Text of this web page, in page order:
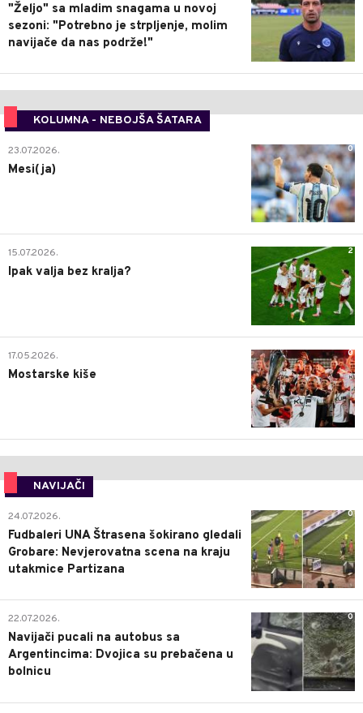
"Željo" sa mladim snagama u novoj
sezoni: "Potrebno je strpljenje, molim
navijače da nas podrže!"
KOLUMNA - NEBOJŠA ŠATARA
0
23.07.2026.
Mesi(ja)
2
15.07.2026.
Ipak valja bez kralja?
0
17.05.2026.
Mostarske kiše
NAVIJAČI
0
24.07.2026.
Fudbaleri UNA Štrasena šokirano gledali
Grobare: Nevjerovatna scena na kraju
utakmice Partizana
0
22.07.2026.
Navijači pucali na autobus sa
Argentincima: Dvojica su prebačena u
bolnicu